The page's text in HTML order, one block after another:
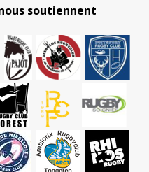
soutiennent